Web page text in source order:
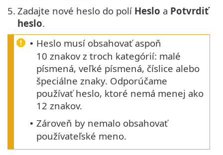
5. Zadajte nové heslo do polí Heslo a Potvrdiť
heslo.
• Heslo musí obsahovať aspoň
10 znakov z troch kategórií: malé
písmená, veľké písmená, číslice alebo
špeciálne znaky. Odporúčame
používať heslo, ktoré nemá menej ako
12 znakov.
• Zároveň by nemalo obsahovať
používateľské meno.